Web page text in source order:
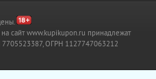
сайт www.kupikupon.ru принадлежат
ОГРН 1127747063212